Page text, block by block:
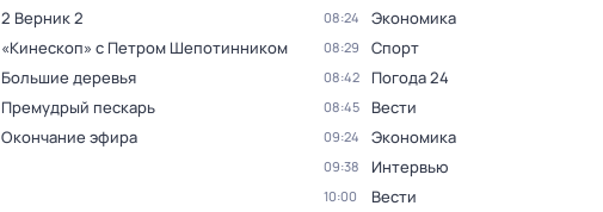
2 Верник 2
«Кинескоп» с Петром Шепотинником
Большие деревья
Премудрый пескарь
Окончание эфира
08:24 Экономика
08:29 Спорт
08:42 Погода 24
08:45 Вести
09:24 Экономика
09:38 Интервью
10:00 Вести